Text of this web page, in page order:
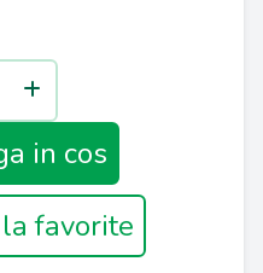
in cos
favorite